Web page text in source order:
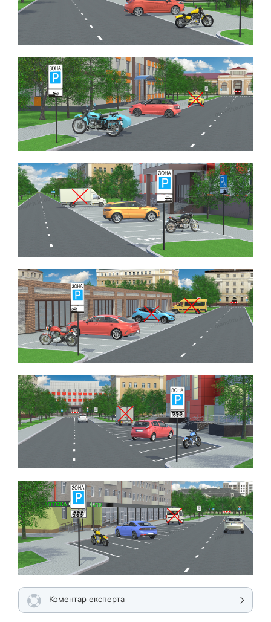
Коментар експерта